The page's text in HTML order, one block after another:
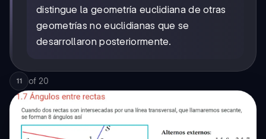
distingue la geometría euclidiana de otras
geometrías no euclidianas que se
desarrollaron posteriormente.
11 of 20